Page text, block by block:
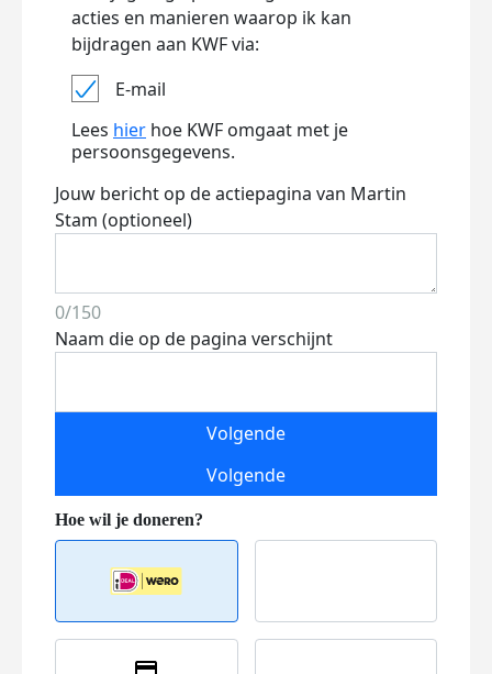
acties en manieren waarop ik kan
bijdragen aan KWF via:
E-mail
Lees hier hoe KWF omgaat met je
persoonsgegevens.
Jouw bericht op de actiepagina van Martin
Stam (optioneel)
0/150
Naam die op de pagina verschijnt
Volgende
Volgende